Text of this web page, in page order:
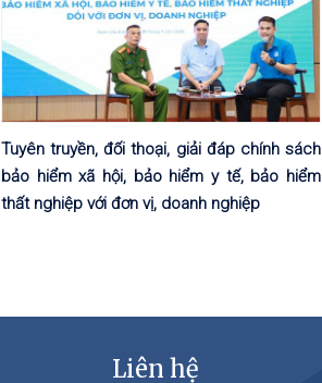
Tuyên truyền, đối thoại, giải đáp chính sách
bảo hiểm xã hội, bảo hiểm y tế, bảo hiểm
thất nghiệp với đơn vị, doanh nghiệp
Liên hệ